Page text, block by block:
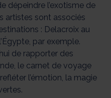
dépeindre l’exotisme de
artistes sont associés
: Delacroix au
par exemple.
de rapporter des
le carnet de voyage
l’émotion, la magie